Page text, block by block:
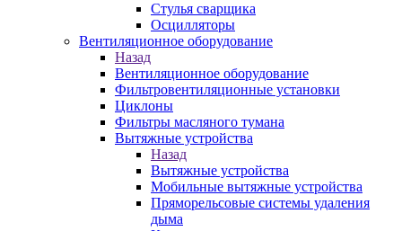
Стулья сварщика
Осцилляторы
Вентиляционное оборудование
Назад
Вентиляционное оборудование
Фильтровентиляционные установки
Циклоны
Фильтры масляного тумана
Вытяжные устройства
Назад
Вытяжные устройства
Мобильные вытяжные устройства
Пряморельсовые системы удаления
дыма